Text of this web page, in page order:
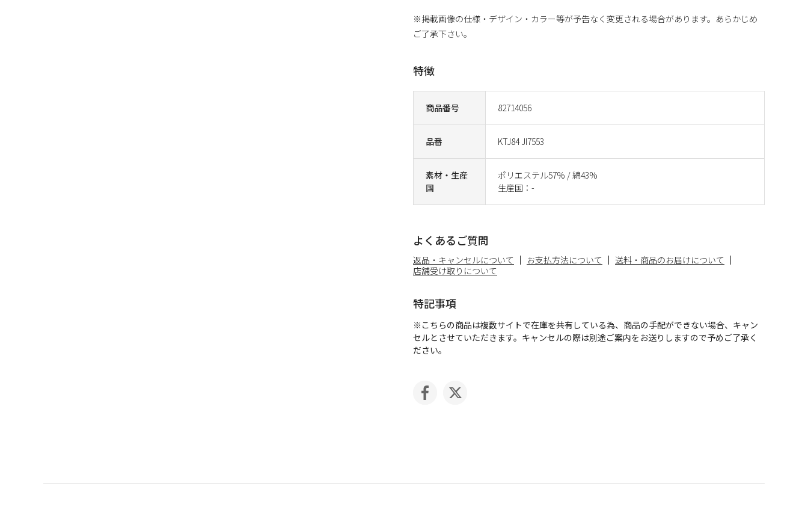
商品番号 82714056
品番 KTJ84 JI7553
素材・生産
国
ポリエステル57% / 綿43%
生産国：-
※掲載画像の仕様・デザイン・カラー等が予告なく変更される場合があります。あらかじめ
ご了承下さい。
特徴
よくあるご質問
返品・キャンセルについて お支払方法について
送料・商品のお届けについて
店舗受け取りについて
特記事項
※こちらの商品は複数サイトで在庫を共有している為、商品の手配ができない場合、キャン
セルとさせていただきます。キャンセルの際は別途ご案内をお送りしますので予めご了承く
ださい。